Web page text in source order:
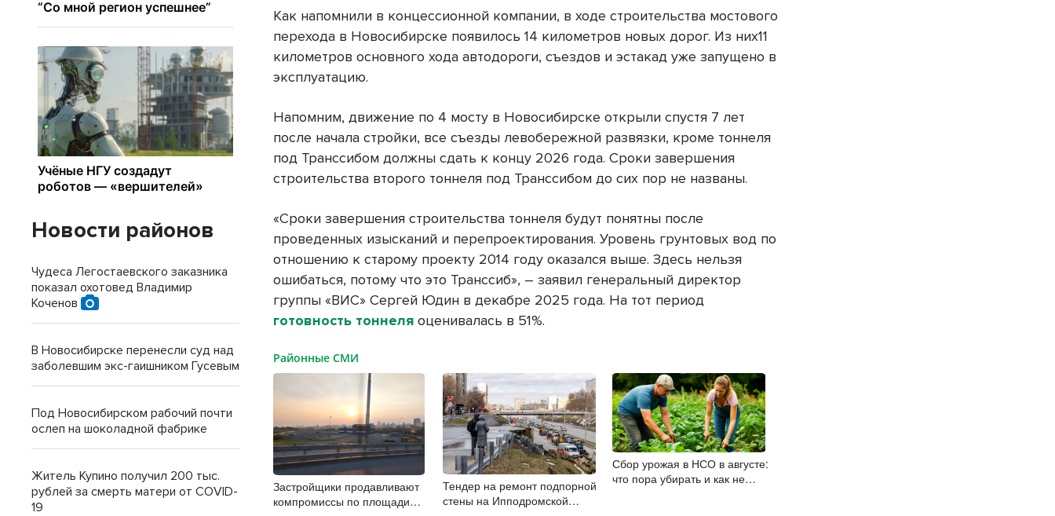
Как напомнили в концессионной компании, в ходе строительства мостового
перехода в Новосибирске появилось 14 километров новых дорог. Из них11
километров основного хода автодороги, съездов и эстакад уже запущено в
эксплуатацию.
Напомним, движение по 4 мосту в Новосибирске открыли спустя 7 лет
после начала стройки, все съезды левобережной развязки, кроме тоннеля
под Транссибом должны сдать к концу 2026 года. Сроки завершения
строительства второго тоннеля под Транссибом до сих пор не названы.
«Сроки завершения строительства тоннеля будут понятны после
проведенных изысканий и перепроектирования. Уровень грунтовых вод по
отношению к старому проекту 2014 году оказался выше. Здесь нельзя
ошибаться, потому что это Транссиб», – заявил генеральный директор
группы «ВИС» Сергей Юдин в декабре 2025 года. На тот период
готовность тоннеля оценивалась в 51%.
Районные СМИ
Застройщики продавливают
компромиссы по площади
Тендер на ремонт подпорной
стены на Ипподромской
Сбор урожая в НСО в августе:
что пора убирать и как не
Новости районов
Чудеса Легостаевского заказника
показал охотовед Владимир
Коченов
В Новосибирске перенесли суд над
заболевшим экс-гаишником Гусевым
Под Новосибирском рабочий почти
ослеп на шоколадной фабрике
Житель Купино получил 200 тыс.
рублей за смерть матери от COVID-
19